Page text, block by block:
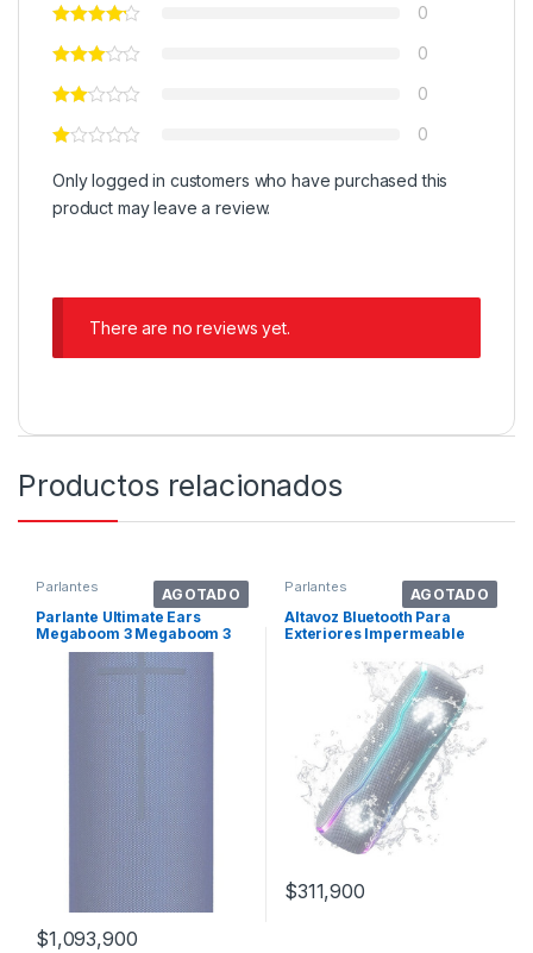
0
0
0
0
Only logged in customers who have purchased this
product may leave a review.
There are no reviews yet.
Productos relacionados
AGOTADO
Parlantes
Parlante Ultimate Ears
Megaboom 3 Megaboom 3
Portátil Con Bluetooth
Waterproof Lagoon Blue
$1,093,900
AGOTADO
Parlantes
Altavoz Bluetooth Para
Exteriores Impermeable
$311,900